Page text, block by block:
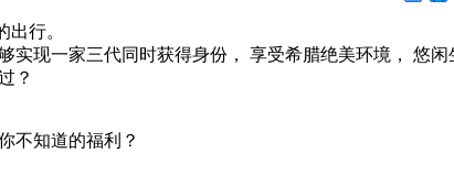
行。
实现一家三代同时获得身份， 享受希腊绝美环境， 悠
？